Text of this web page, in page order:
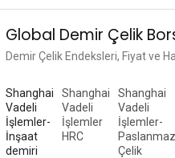
Global Demir Çelik
Demir Çelik Endeksleri, Fiyat ve
Shanghai
Vadeli
İşlemler-
İnşaat
demiri
Shanghai
Vadeli
İşlemler
HRC
Shanghai
Vadeli
İşlemler-
Paslanmaz
Çelik